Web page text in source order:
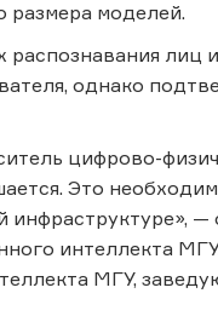
размера моделей.
лиц
однако
цифрово-
Это
инфраструктуре», —
интеллекта
МГУ,